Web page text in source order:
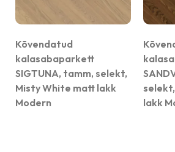
Kõvendatud
kalasabaparkett
SIGTUNA, tamm, selekt,
Misty White matt lakk
Modern
lakk